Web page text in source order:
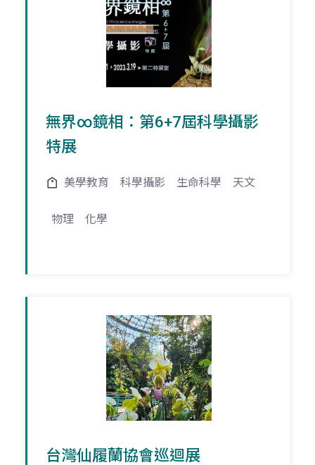
無界∞鏡相：第6+7屆科學攝影
特展
美學教育 科學攝影 生命科學 天文
物理 化學
台灣仙履蘭協會巡迴展